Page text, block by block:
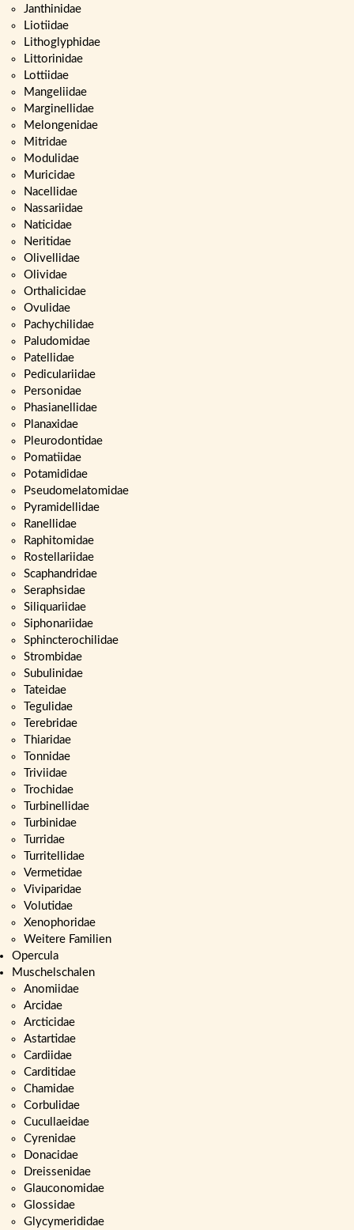
Janthinidae
Liotiidae
Lithoglyphidae
Littorinidae
Lottiidae
Mangeliidae
Marginellidae
Melongenidae
Mitridae
Modulidae
Muricidae
Nacellidae
Nassariidae
Naticidae
Neritidae
Olivellidae
Olividae
Orthalicidae
Ovulidae
Pachychilidae
Paludomidae
Patellidae
Pediculariidae
Personidae
Phasianellidae
Planaxidae
Pleurodontidae
Pomatiidae
Potamididae
Pseudomelatomidae
Pyramidellidae
Ranellidae
Raphitomidae
Rostellariidae
Scaphandridae
Seraphsidae
Siliquariidae
Siphonariidae
Sphincterochilidae
Strombidae
Subulinidae
Tateidae
Tegulidae
Terebridae
Thiaridae
Tonnidae
Triviidae
Trochidae
Turbinellidae
Turbinidae
Turridae
Turritellidae
Vermetidae
Viviparidae
Volutidae
Xenophoridae
Weitere Familien
Opercula
Muschelschalen
Anomiidae
Arcidae
Arcticidae
Astartidae
Cardiidae
Carditidae
Chamidae
Corbulidae
Cucullaeidae
Cyrenidae
Donacidae
Dreissenidae
Glauconomidae
Glossidae
Glycymerididae